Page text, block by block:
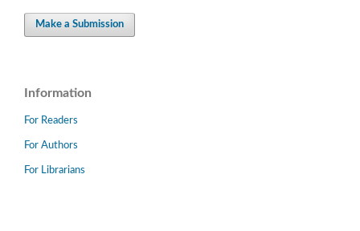
Make a Submission
Information
For Readers
For Authors
For Librarians